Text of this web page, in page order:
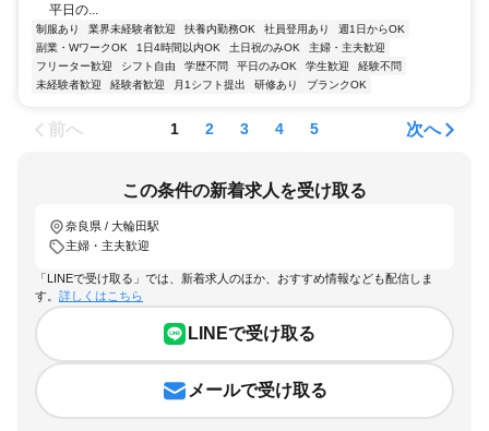
平日の...
制服あり 業界未経験者歓迎 扶養内勤務OK 社員登用あり
週1日からOK
副業・WワークOK
1日4時間以内OK 土日祝のみOK
主婦・主夫歓迎
フリーター歓迎
シフト自由 学歴不問 平日のみOK 学生歓迎
経験不問
未経験者歓迎
経験者歓迎 月1シフト提出 研修あり ブランクOK
前へ 1 2 3 4 5 次へ
この条件の新着求人を受け取る
奈良県 / 大輪田駅
主婦・主夫歓迎
「LINEで受け取る」では、新着求人のほか、おすすめ情報なども配信しま
す。 詳しくはこちら
LINEで受け取る
メールで受け取る